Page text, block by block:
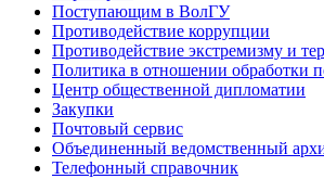
Поступающим в ВолГУ
Противодействие коррупции
Противодействие экстремизму и
Политика в отношении обработки
Центр общественной дипломатии
Закупки
Почтовый сервис
Объединенный ведомственный
Телефонный справочник